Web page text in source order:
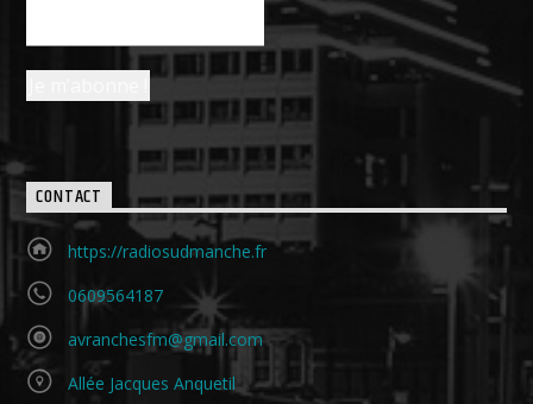
CONTACT
https://radiosudmanche.fr
0609564187
avranchesfm@gmail.com
Allée Jacques Anquetil